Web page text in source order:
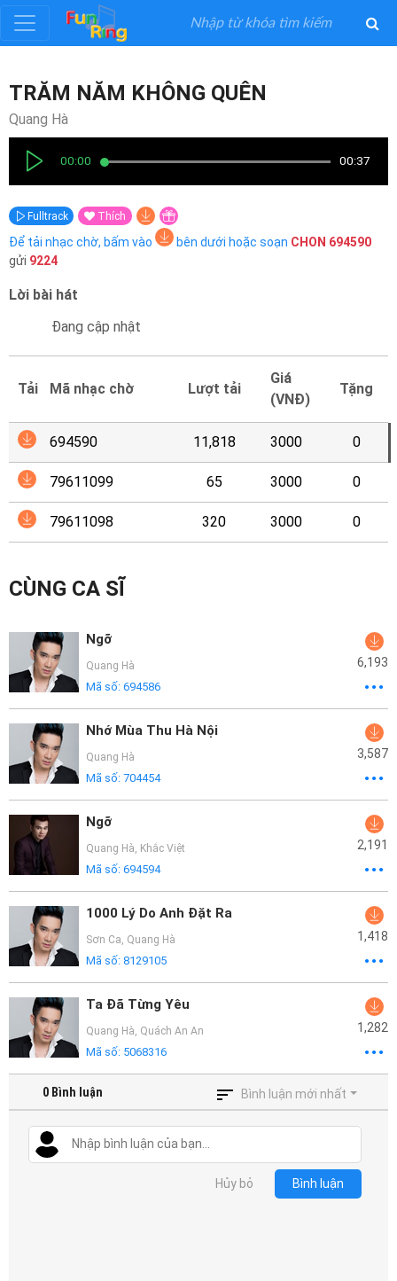
Đăng
ký
nhập
Thể
Loại
Nghệ
Mại
Hướng
Dẫn
Funring
Doanh
TRĂM NĂM KHÔNG QUÊN
Quang Hà
00:00 00:37
Fulltrack Thích
Để tải nhạc chờ, bấm vào bên dưới hoặc soạn CHON 694590
gửi 9224
Lời bài hát
Đang cập nhật
Tải Mã nhạc chờ Lượt tải
Giá
(VNĐ)
Tặng
694590 11,818 3000 0
79611099 65 3000 0
79611098 320 3000 0
CÙNG CA SĨ
Ngỡ
Quang Hà
Mã số: 694586
6,193
Nhớ Mùa Thu Hà Nội
Quang Hà
Mã số: 704454
3,587
Ngỡ
Quang Hà, Khắc Việt
Mã số: 694594
2,191
1000 Lý Do Anh Đặt Ra
Sơn Ca, Quang Hà
Mã số: 8129105
1,418
Ta Đã Từng Yêu
Quang Hà, Quách An An
Mã số: 5068316
1,282
0 Bình luận Bình luận mới nhất
Hủy bỏ Bình luận